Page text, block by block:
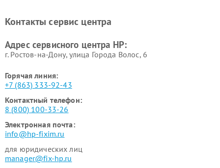
Контакты сервис центра
Адрес сервисного центра HP:
г. Ростов-на-Дону, улица Города Волос, 6
Горячая линия:
+7 (863) 333-92-43
Контактный телефон:
8 (800) 100-33-26
Электронная почта:
info@hp-fixim.ru
для юридических лиц
manager@fix-hp.ru